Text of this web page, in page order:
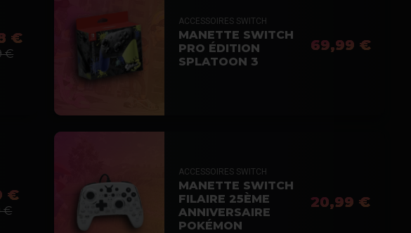
€
€
ACCESSOIRES SWITCH
MANETTE SWITCH
PRO ÉDITION
SPLATOON 3
69,99 €
€
€
ACCESSOIRES SWITCH
MANETTE SWITCH
FILAIRE 25ÈME
ANNIVERSAIRE
POKÉMON
20,99 €